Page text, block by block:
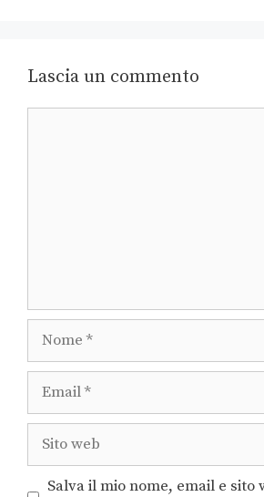
Lascia un commento
Salva il mio nome, email e sito